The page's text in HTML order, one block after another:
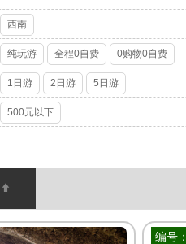
西南
纯玩游 全程0自费 0购物0自费
1日游 2日游 5日游
500元以下
编号